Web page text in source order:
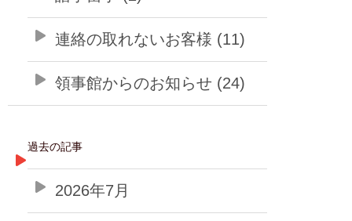
連絡の取れないお客様 (11)
領事館からのお知らせ (24)
過去の記事
2026年7月